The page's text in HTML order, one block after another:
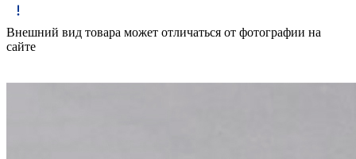
Внешний вид товара может отличаться от фотографии на
сайте